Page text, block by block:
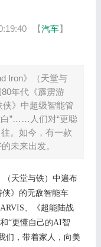
【汽车】
Iron》（天堂与
年代《霹雳游
》中超级智能管
白”……人们对“更聪
。如今，有一款
未来出发。
（天堂与铁）中遍布
》的无敌智能车
、《超能陆战
“更懂自己的AI智
们，带着家人，向美